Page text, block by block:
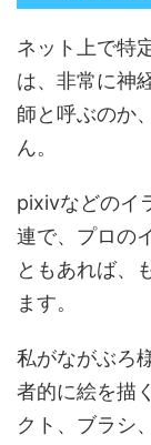
ネット上で特
は、非常に神
師と呼ぶのか
ん。
pixivなどのイ
連で、プロの
ともあれば、
ます。
私がながぶろ
者的に絵を描
クト、ブラシ